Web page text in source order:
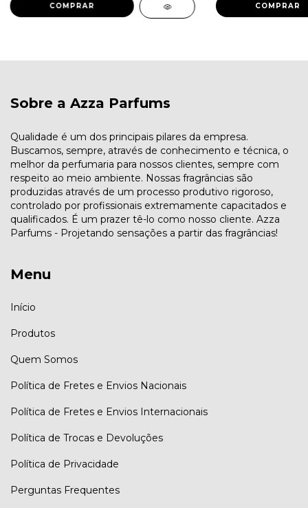
COMPRAR COMPRAR
Sobre a Azza Parfums
Qualidade é um dos principais pilares da empresa.
Buscamos, sempre, através de conhecimento e técnica, o
melhor da perfumaria para nossos clientes, sempre com
respeito ao meio ambiente. Nossas fragrâncias são
produzidas através de um processo produtivo rigoroso,
controlado por profissionais extremamente capacitados e
qualificados. É um prazer tê-lo como nosso cliente. Azza
Parfums - Projetando sensações a partir das fragrâncias!
Menu
Início
Produtos
Quem Somos
Política de Fretes e Envios Nacionais
Política de Fretes e Envios Internacionais
Política de Trocas e Devoluções
Política de Privacidade
Perguntas Frequentes